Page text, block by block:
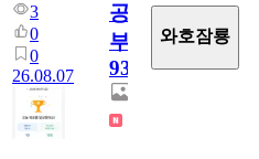
3
0
0
26.08.07
공
부
930
와호잠룡